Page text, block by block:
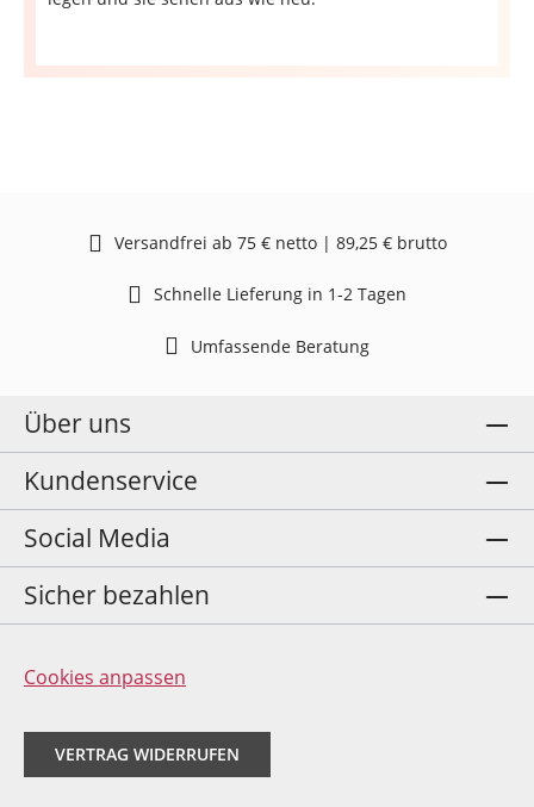
Versandfrei ab 75 € netto | 89,25 € brutto
Schnelle Lieferung in 1-2 Tagen
Umfassende Beratung
Über uns
Kundenservice
Social Media
Sicher bezahlen
Cookies anpassen
VERTRAG WIDERRUFEN